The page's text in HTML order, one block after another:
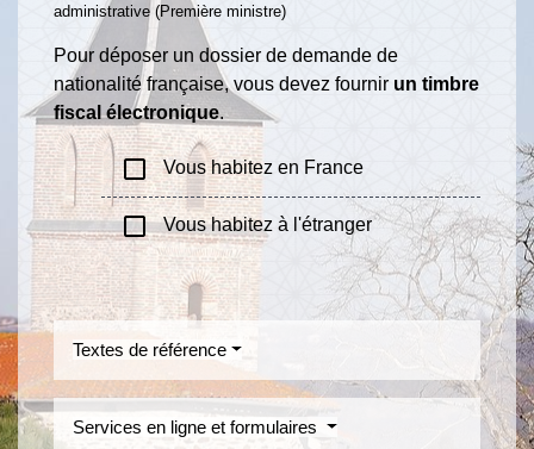
administrative (Première ministre)
Pour déposer un dossier de demande de
nationalité française, vous devez fournir un timbre
fiscal électronique.
check_box_outline_blank Vous habitez en France
check_box_outline_blank Vous habitez à l'étranger
Textes de référence
Services en ligne et formulaires